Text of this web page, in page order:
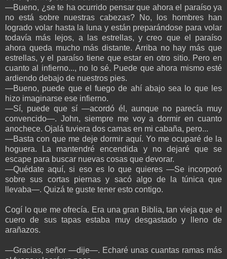
—Bueno, ¿se te ha ocurrido pensar que ahora el paraíso ya
no está sobre nuestras cabezas? No, los hombres han
logrado volar hasta la luna y están preparándose para volar
todavía más lejos, a las estrellas, y creo que el paraíso
ahora queda mucho más distante. Arriba no hay más que
estrellas, y el paraíso tiene que estar en otro sitio. Pero en
cuanto al infierno..., no lo sé. Puede que ahora mismo esté
ardiendo debajo de nuestros pies.
—Bueno, puede que el fuego de ahí abajo sea lo que les
hizo imaginarse ese infierno.
—Sí, puede que sí —acordó él, aunque no parecía muy
convencido—. John, siempre me voy a dormir en cuanto
anochece. Ojalá tuviera dos camas en mi cabaña, pero...
—Basta con que me deje dormir aquí. Yo me ocuparé de la
hoguera. La mantendré encendida y no dejaré que se
escape para buscar nuevas cosas que devorar.
—Quédate aquí, si eso es lo que quieres —Se incorporó
sobre sus cortas piernas y sacó algo de la túnica que
llevaba—. Quizá te guste tener esto contigo.
Cogí lo que me ofrecía. Era una gran Biblia, tan vieja que el
cuero de sus tapas estaba muy desgastado y lleno de
arañazos.
—Gracias, señor —dije—. Echaré unas cuantas ramas más